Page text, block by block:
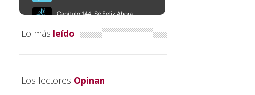
Lo más leído
Los lectores Opinan